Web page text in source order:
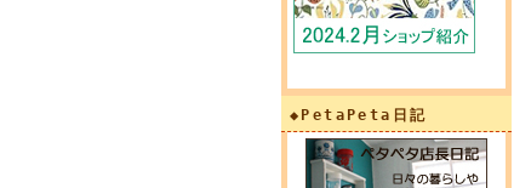
◆PetaPeta日記